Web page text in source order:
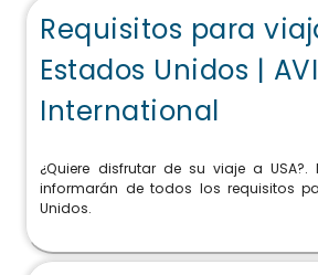
Requisitos para
Estados Unidos | AVI
International
¿Quiere disfrutar de su viaje a USA?.
informarán de todos los requisitos
Unidos.